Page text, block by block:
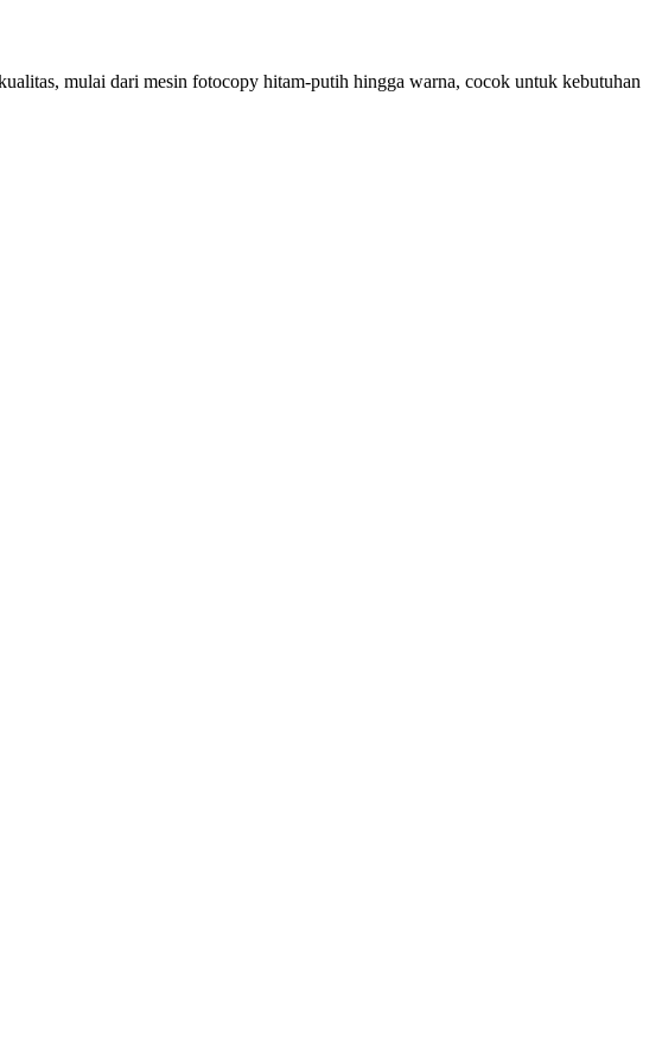
mulai dari mesin fotocopy hitam-putih hingga warna, cocok untuk kebutuhan